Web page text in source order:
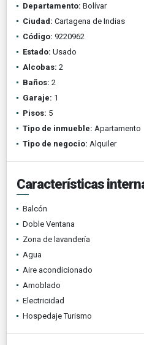
Departamento: Bolívar
Ciudad: Cartagena de Indias
Código: 9220962
Estado: Usado
Alcobas: 2
Baños: 2
Garaje: 1
Pisos: 5
Tipo de inmueble: Apartamento
Tipo de negocio: Alquiler
Características
Balcón
Doble Ventana
Zona de lavandería
Agua
Aire acondicionado
Amoblado
Electricidad
Hospedaje Turismo